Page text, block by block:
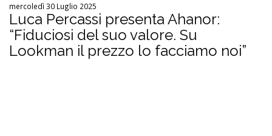
mercoledì 30 Luglio 2025
Luca Percassi presenta Ahanor:
“Fiduciosi del suo valore. Su
Lookman il prezzo lo facciamo noi”